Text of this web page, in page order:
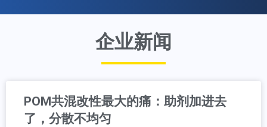
企业新闻
POM共混改性最大的痛：助剂加进去
了，分散不均匀